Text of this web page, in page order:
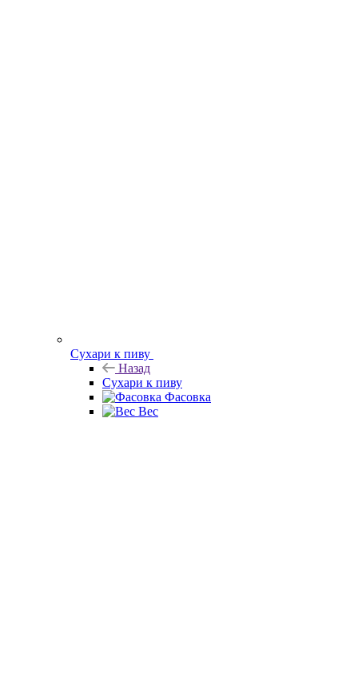
Сухари к пиву
Назад
Сухари к пиву
Фасовка
Вес